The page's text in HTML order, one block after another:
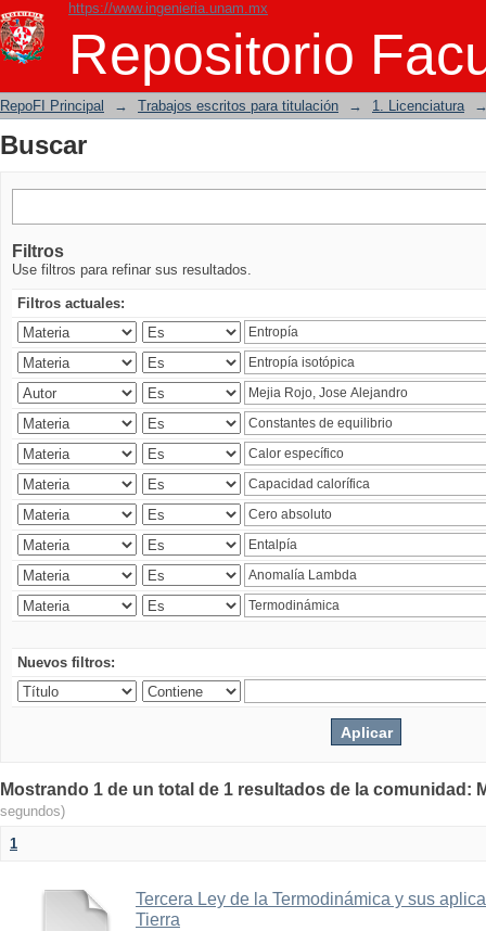
https://www.ingenieria.unam.mx
Repositorio
Buscar
RepoFI Principal → Trabajos escritos para titulación → 1. Licenciatura
Buscar
Filtros
Use filtros para refinar sus resultados.
Filtros actuales:
Nuevos filtros:
Mostrando 1 de un total de 1 resultados de la comunidad:
segundos)
1
Tercera Ley de la Termodinámica y sus
Tierra